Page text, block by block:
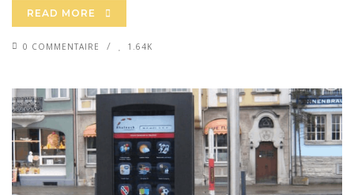
READ MORE
0 COMMENTAIRE 1.64K